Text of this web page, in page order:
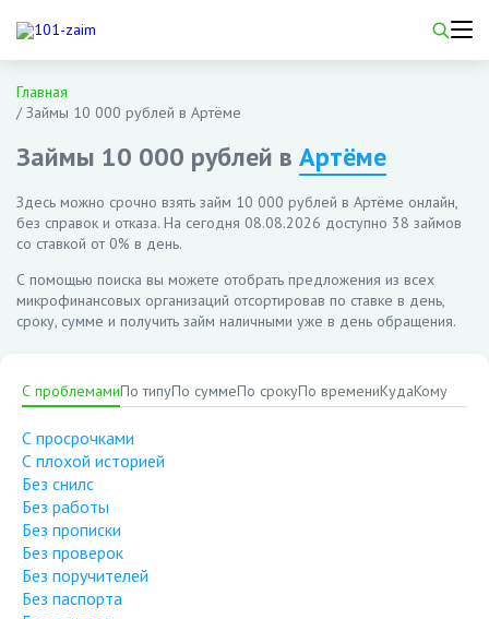
Главная
/Займы 10 000 рублей в Артёме
Займы 10 000 рублей в Артёме
Здесь можно срочно взять займ 10 000 рублей в Артёме онлайн,
без справок и отказа. На сегодня 08.08.2026 доступно 38 займов
со ставкой от 0% в день.
С помощью поиска вы можете отобрать предложения из всех
микрофинансовых организаций отсортировав по ставке в день,
сроку, сумме и получить займ наличными уже в день обращения.
С проблемамиПо типуПо суммеПо срокуПо времениКудаКому
С просрочками
С плохой историей
Без снилс
Без работы
Без прописки
Без проверок
Без поручителей
Без паспорта